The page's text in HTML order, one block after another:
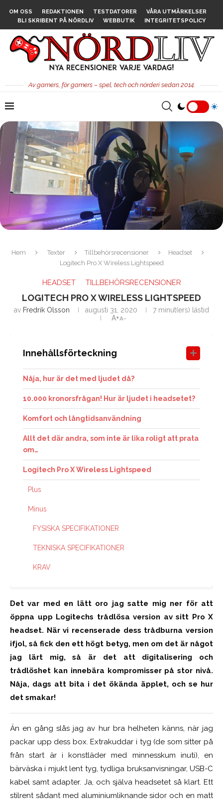
OM OSS REDAKTIONEN TESTDATORER
VÅRA UTMÄRKELSER
BLI SKRIBENT PÅ NÖRDLIV
WEBBUTIK INTEGRITETSPOLICY
Av gamers, för gamers – spel, tech och nörderi sedan 2014.
Hem Texter Tillbehörsrecensioner
Headset
Logitech Pro X Wireless Lightspeed
HEADSET TILLBEHÖRSRECENSIONER
LOGITECH PRO X WIRELESS LIGHTSPEED
av Fredrik Olsson augusti 31, 2020
7 minut(ers) lästid
A+A-
Innehållsförteckning
Nåja, hur är det med ljudet då?
10.000 kronorsfrågan! Hur är ljudet i headsetet?
Komfort och långtidsanvändning
Allt det där andra, som inte är lika roligt att prata
om…
Logitech Pro X Wireless Lightspeed
Plus
Minus
FYSISKA SPECIFIKATIONER
TEKNISKA SPECIFIKATIONER
KRAV
Det var med en lätt oro jag satte mig ner för att
öppna upp Logitechs trådlösa version av sitt Pro X
headset. När vi recenserade dess trådburna version
ifjol, så fick den ett högt betyg, men om det är något
jag lärt mig, så är det att digitalisering och
trådlöshet kan innebära kompromisser på stor nivå.
Nåja, dags att bita i det ökända äpplet, och se hur
det smakar!
Än en gång slås jag av hur bra helheten känns, när jag
packar upp dess box. Extrakuddar i tyg (de som sitter på
från start är i konstläder med minnesskum inuti), en
bärväska i mjukt lent tyg, tydliga bruksanvisningar, USB-C
kabel samt adapter. Ja, och själva headsetet så klart. Ett
stilrent sådant med aluminiumliknande sidor och en matt